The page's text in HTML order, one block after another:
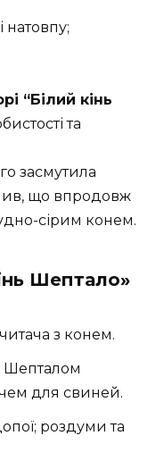
натовпу;
“Білий кінь
та
засмутила
що впродовж
сірим конем.
Шептало»
з конем.
Шепталом
для свиней.
роздуми та